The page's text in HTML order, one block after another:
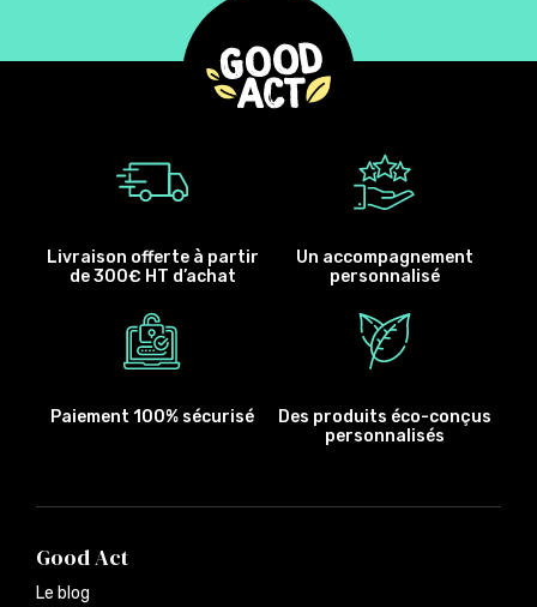
Livraison offerte à partir
de 300€ HT d’achat
Un accompagnement
personnalisé
Paiement 100% sécurisé
Des produits éco-conçus
personnalisés
Good Act
Le blog